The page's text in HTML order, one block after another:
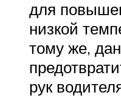
для
низкой
тому же,
рук